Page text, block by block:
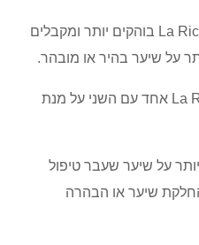
צבעי השיער המגניבים של La Riche בוהקים יותר ומקבלים
על שיער בהיר או מובהר.
ניתן לערבב את כל צבעי La Riche אחד עם השני על מנת
על שיער שעבר טיפול
שיער או הבהרה